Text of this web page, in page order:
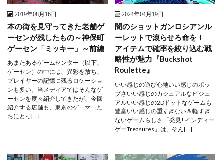
2019年08月16日
本の街を見守ってきた老舗ゲ
ーセンが残したもの～神保町
ゲーセン「ミッキー」～前編
あまたあるゲームセンター（以下、
ゲーセン）の中には、異彩を放ち、
プレイヤーの記憶に残るロケーショ
ンも多い。当メディアではそんなゲ
ーセンを度々紹介してきたが、今回
紹介する店舗も、東京のゲーマーた
ちにとっ[…]
2024年04月19日
闇のショットガンロシアンル
ーレットで滾らせろ命を！
アイテムで確率を絞り込む戦
略性が魅力『Buckshot
Roulette』
いい感じの遊び心地いい感じのポッ
プさいい感じのカジュアルなビジュ
アルいい感じの2Dドットなゲームも
豊富いい感じの重すぎない＆軽すぎ
ないゲームらしさ 「発見! インディー
ゲーTreasures」は、そん[…]